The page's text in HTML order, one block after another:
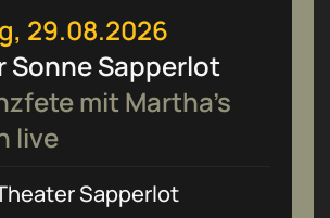
29.08.2026
Sonne Sapperlot
mit Martha’s
live
Sapperlot